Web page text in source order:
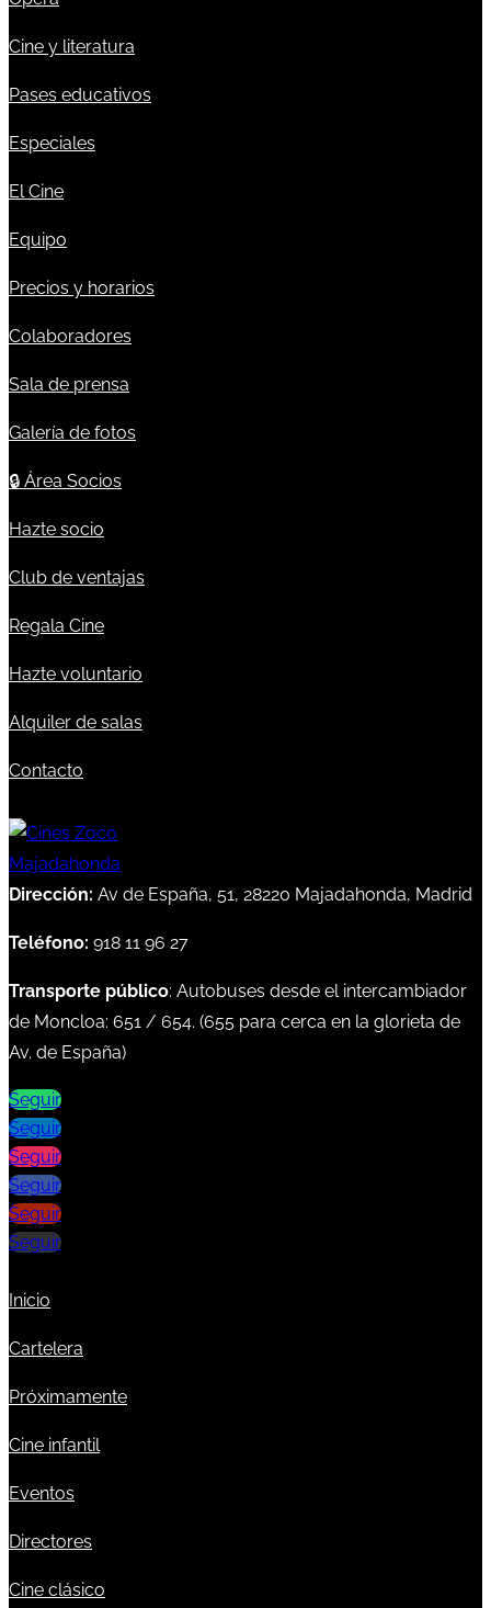
Cine y literatura
Pases educativos
Especiales
El Cine
Equipo
Precios y horarios
Colaboradores
Sala de prensa
Galería de fotos
🔒 Área Socios
Hazte socio
Club de ventajas
Regala Cine
Hazte voluntario
Alquiler de salas
Contacto
Dirección: Av de España, 51, 28220 Majadahonda, Madrid
Teléfono: 918 11 96 27
Transporte público: Autobuses desde el intercambiador
de Moncloa: 651 / 654. (655 para cerca en la glorieta de
Av. de España)
Seguir
Seguir
Seguir
Seguir
Seguir
Seguir
Inicio
Cartelera
Próximamente
Cine infantil
Eventos
Directores
Cine clásico